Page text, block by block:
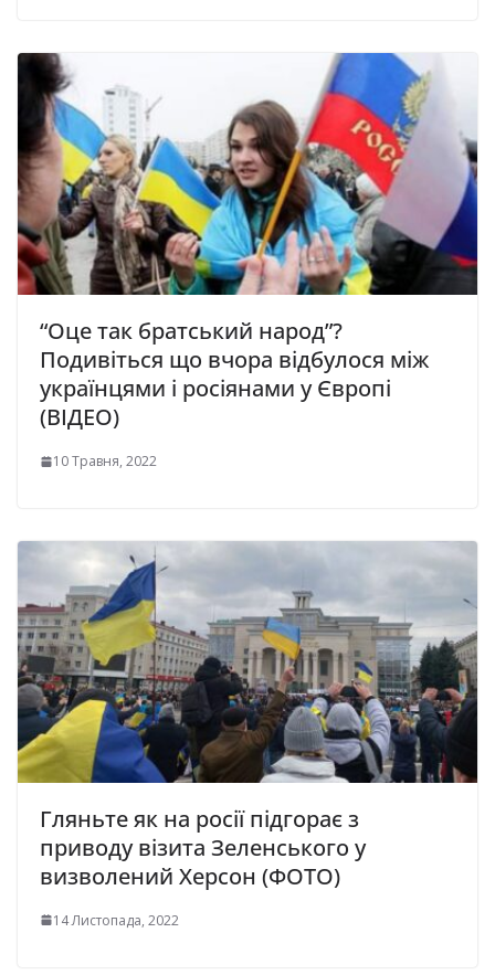
“Оце так братський народ”?
Подивіться що вчора відбулося між
українцями і росіянами у Європі
(ВІДЕО)
10 Травня, 2022
Гляньте як на росії підгорає з
приводу візита Зеленського у
визволений Херсон (ФОТО)
14 Листопада, 2022